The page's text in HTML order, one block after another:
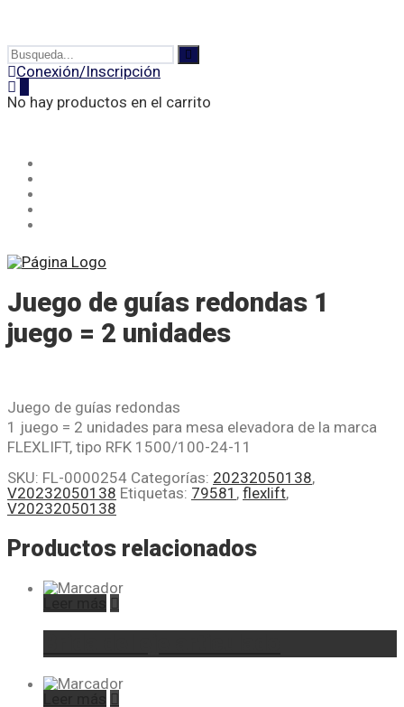
Conexión/Inscripción
No hay productos en el carrito
Juego de guías redondas 1
juego = 2 unidades
Juego de guías redondas
1 juego = 2 unidades para mesa elevadora de la marca
FLEXLIFT, tipo RFK 1500/100-24-11
SKU: FL-0000254 Categorías: 20232050138,
V20232050138 Etiquetas: 79581 , flexlift,
V20232050138
Productos relacionados